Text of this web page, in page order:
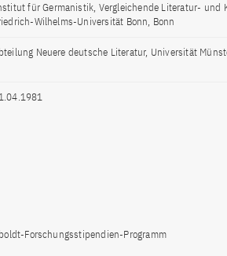
für Germanistik, Vergleichende Literatur- und
Wilhelms-Universität Bonn, Bonn
Neuere deutsche Literatur, Universität
Forschungsstipendien-Programm